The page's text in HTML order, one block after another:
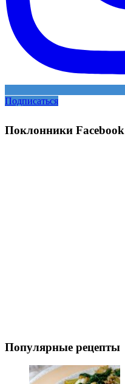
Подписаться
Поклонники Facebook
Популярные рецепты